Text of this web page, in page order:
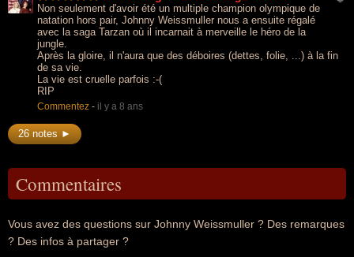
Non seulement d'avoir été un multiple champion olympique de
natation hors pair, Johnny Weissmuller nous a ensuite régalé
avec la saga Tarzan où il incarnait à merveille le héro de la
jungle.
Après la gloire, il n'aura que des déboires (dettes, folie, ...) à la fin
de sa vie.
La vie est cruelle parfois :-(
RIP
Commentez - il y a 8 ans
26 notes ►
Commentaires
Vous avez des questions sur Johnny Weissmuller ? Des remarques
? Des infos à partager ?